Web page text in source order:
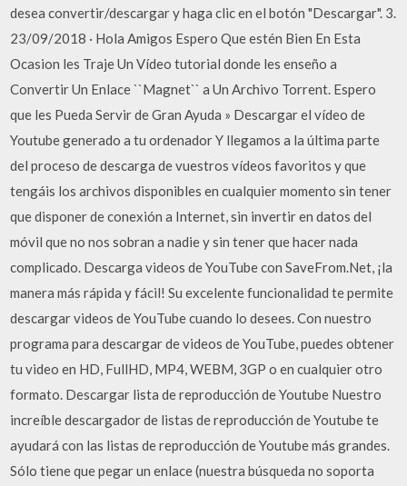
desea convertir/descargar y haga clic en el botón "Descargar". 3.
23/09/2018 · Hola Amigos Espero Que estén Bien En Esta
Ocasion les Traje Un Vídeo tutorial donde les enseño a
Convertir Un Enlace ``Magnet`` a Un Archivo Torrent. Espero
que les Pueda Servir de Gran Ayuda » Descargar el vídeo de
Youtube generado a tu ordenador Y llegamos a la última parte
del proceso de descarga de vuestros vídeos favoritos y que
tengáis los archivos disponibles en cualquier momento sin tener
que disponer de conexión a Internet, sin invertir en datos del
móvil que no nos sobran a nadie y sin tener que hacer nada
complicado. Descarga videos de YouTube con SaveFrom.Net, ¡la
manera más rápida y fácil! Su excelente funcionalidad te permite
descargar videos de YouTube cuando lo desees. Con nuestro
programa para descargar de videos de YouTube, puedes obtener
tu video en HD, FullHD, MP4, WEBM, 3GP o en cualquier otro
formato. Descargar lista de reproducción de Youtube Nuestro
increíble descargador de listas de reproducción de Youtube te
ayudará con las listas de reproducción de Youtube más grandes.
Sólo tiene que pegar un enlace (nuestra búsqueda no soporta